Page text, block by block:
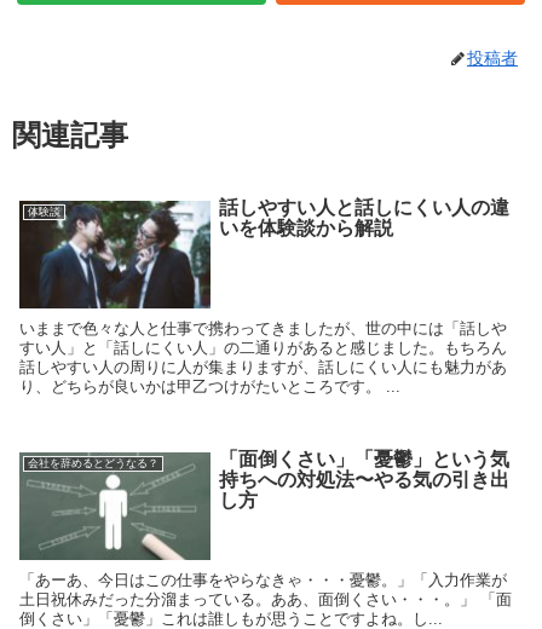
投稿者
関連記事
体験談
話しやすい人と話しにくい人の違
いを体験談から解説
いままで色々な人と仕事で携わってきましたが、世の中には「話しや
すい人」と「話しにくい人」の二通りがあると感じました。もちろん
話しやすい人の周りに人が集まりますが、話しにくい人にも魅力があ
り、どちらが良いかは甲乙つけがたいところです。 ...
会社を辞めるとどうなる？
「面倒くさい」「憂鬱」という気
持ちへの対処法〜やる気の引き出
し方
「あーあ、今日はこの仕事をやらなきゃ・・・憂鬱。」「入力作業が
土日祝休みだった分溜まっている。ああ、面倒くさい・・・。」 「面
倒くさい」「憂鬱」これは誰しもが思うことですよね。し...